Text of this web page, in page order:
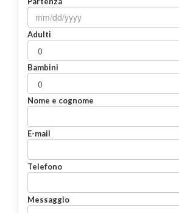
Adulti
Bambini
Nome e cognome
E-mail
Telefono
Messaggio